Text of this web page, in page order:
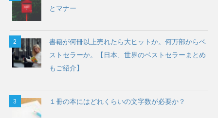
とマナー
書籍が何冊以上売れたら大ヒットか。何万部からベ
ストセラーか。【日本、世界のベストセラーまとめ
もご紹介】
１冊の本にはどれくらいの文字数が必要か？